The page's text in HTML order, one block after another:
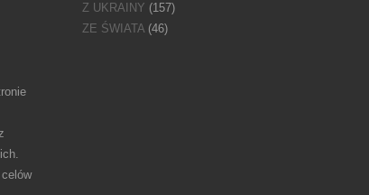
Z UKRAINY (157)
ZE ŚWIATA(46)